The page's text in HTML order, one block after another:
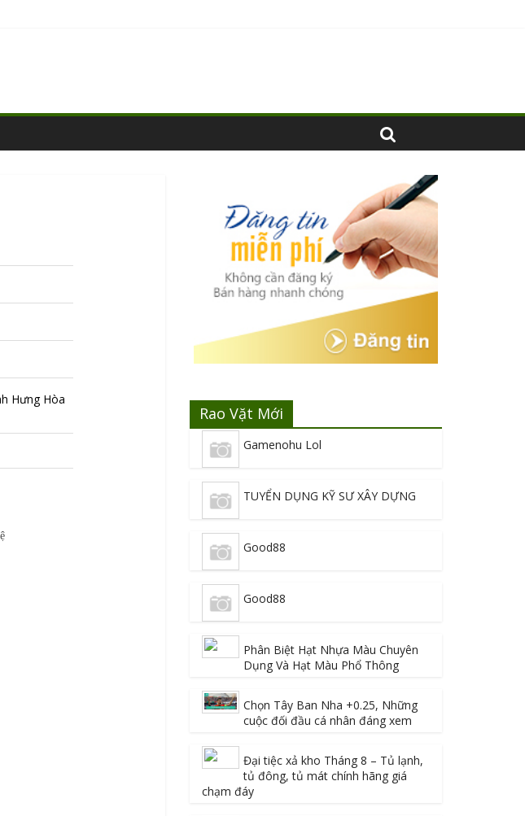
Hưng Hòa
ệ
Rao Vặt Mới
Gamenohu Lol
TUYỂN DỤNG KỸ SƯ XÂY DỰNG
Good88
Good88
Phân Biệt Hạt Nhựa Màu Chuyên
Dụng Và Hạt Màu Phổ Thông
Chọn Tây Ban Nha +0.25, Những
cuộc đối đầu cá nhân đáng xem
Đại tiệc xả kho Tháng 8 – Tủ lạnh,
tủ đông, tủ mát chính hãng giá
chạm đáy